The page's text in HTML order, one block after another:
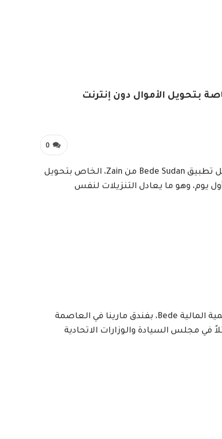
بتحويل الأموال دون إنترنت
0
متابعات- الزاوية نت- كشفت تفاصيل عن عمليات تنزيل تطبيق Bede Sudan من Zain، الخاص بتحويل
بلغت 10 آلاف تنزيل في أول يوم، وهو ما يعادل التنزيلات لنفس
وكانت شركة زين السودان أطلقت خدمة المحفظة الرقمية المالية Bede، بفندق مارينا في العاصمة
في مجلس السيادة والوزارات الاتحادية